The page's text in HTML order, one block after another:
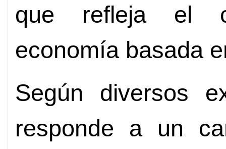
que refleja el
economía basada
Según diversos
responde a un